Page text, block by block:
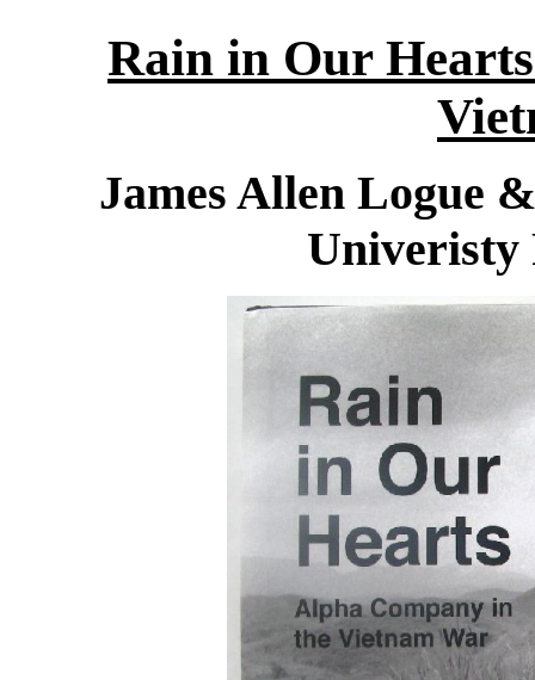
Rain in Our
James Allen Logue
Univeristy